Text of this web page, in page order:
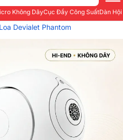
Không DâyCục Đẩy Công SuấtDàn
Loa Devialet Phantom